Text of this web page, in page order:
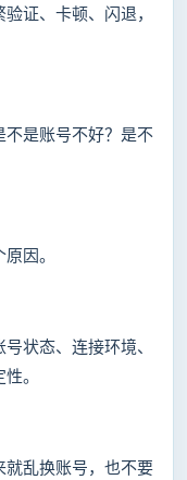
证、卡顿、闪退，
是账号不好？是不
因。
状态、连接环境、
。
乱换账号，也不要